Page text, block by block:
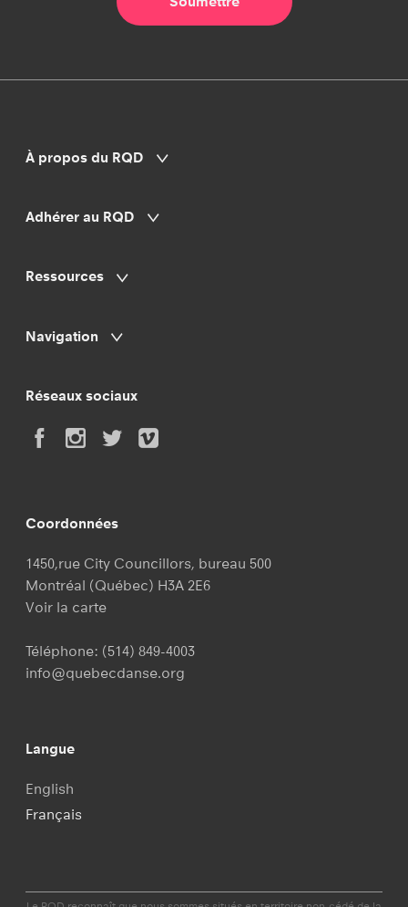
À propos du RQD
Adhérer au RQD
Ressources
Navigation
Réseaux sociaux
Coordonnées
1450,rue City Councillors, bureau 500
Montréal (Québec) H3A 2E6
Voir la carte
Téléphone: (514) 849-4003
info@quebecdanse.org
Langue
English
Français